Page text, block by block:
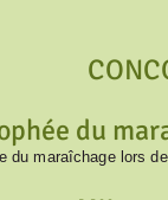
du
du maraîchage lors